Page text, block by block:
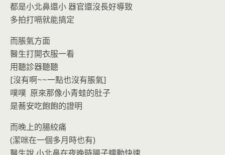
都是小北鼻還小 器官還沒長好導致
多拍打嗝就能搞定
而脹氣方面
醫生打開衣服一看
用聽診器聽聽
[沒有啊~~一點也沒有脹氣]
噗噗 原來那像小青蛙的肚子
是蕎安吃飽飽的證明
而晚上的腸絞痛
(潔咪在一個多月時也有)